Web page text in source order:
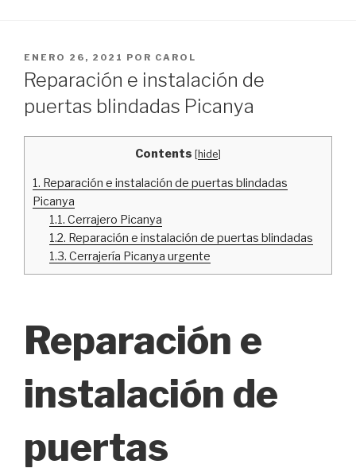
PUBLICADO
EL
ENERO 26, 2021 POR CAROL
Reparación e instalación de
puertas blindadas Picanya
Contents [hide]
1. Reparación e instalación de puertas blindadas
Picanya
1.1. Cerrajero Picanya
1.2. Reparación e instalación de puertas blindadas
1.3. Cerrajería Picanya urgente
Reparación e
instalación de
puertas